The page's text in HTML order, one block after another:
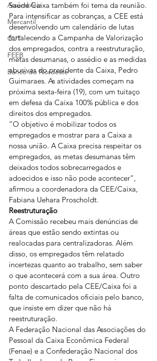
Assembleia
Mercantil
CUT
FEEB
Banco do Nordeste
Saúde Caixa também foi tema da reunião.
Para intensificar as cobranças, a CEE está
desenvolvendo um calendário de lutas
fortalecendo a Campanha de Valorização
dos empregados, contra a reestruturação,
metas desumanas, o assédio e as medidas
abusivas do presidente da Caixa, Pedro
Guimaraes. As atividades começam na
próxima sexta-feira (19), com um tuitaço
em defesa da Caixa 100% pública e dos
direitos dos empregados.
“O objetivo é mobilizar todos os
empregados e mostrar para a Caixa a
nossa união. A Caixa precisa respeitar os
empregados, as metas desumanas têm
deixados todos sobrecarregados e
adoecidos e isso não pode acontecer”,
afirmou a coordenadora da CEE/Caixa,
Fabiana Uehara Proscholdt.
Reestruturação
A Comissão recebeu mais denúncias de
áreas que estão sendo extintas ou
realocadas para centralizadoras. Além
disso, os empregados têm relatado
incertezas quanto ao trabalho, sem saber
o que acontecerá com a sua área. Outro
ponto descartado pela CEE/Caixa foi a
falta de comunicados oficiais pelo banco,
que insiste em dizer que não há
reestruturação.
A Federação Nacional das Associações do
Pessoal da Caixa Econômica Federal
(Fenae) e a Confederação Nacional dos